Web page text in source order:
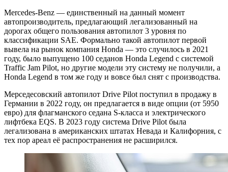
Mercedes-Benz — единственный на данный момент
автопроизводитель, предлагающий легализованный на
дорогах общего пользования автопилот 3 уровня по
классификации SAE. Формально такой автопилот первой
вывела на рынок компания Honda — это случилось в 2021
году, было выпущено 100 седанов Honda Legend с системой
Traffic Jam Pilot, но другие модели эту систему не получили, а
Honda Legend в том же году и вовсе был снят с производства.
Мерседесовский автопилот Drive Pilot поступил в продажу в
Германии в 2022 году, он предлагается в виде опции (от 5950
евро) для флагманского седана S-класса и электрического
лифтбека EQS. В 2023 году система Drive Pilot была
легализована в американских штатах Невада и Калифорния, с
тех пор ареал её распространения не расширился.